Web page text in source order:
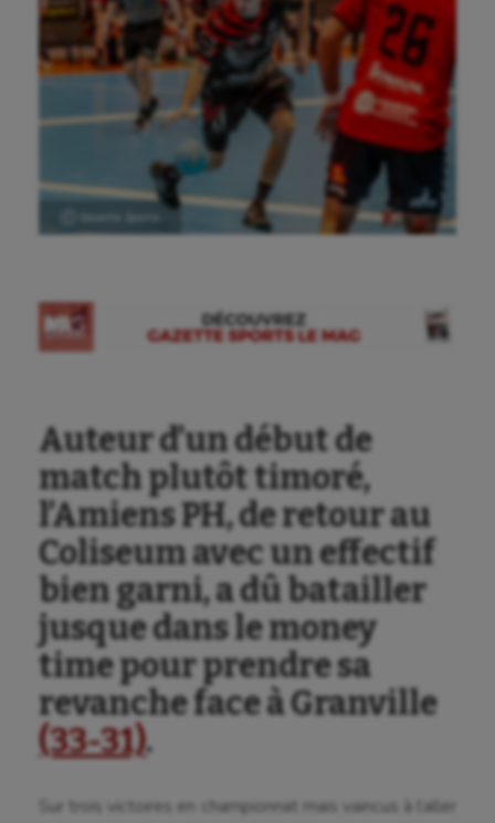
Auteur d’un début de
match plutôt timoré,
l’Amiens PH, de retour au
Coliseum avec un effectif
bien garni, a dû batailler
jusque dans le money
time pour prendre sa
revanche face à Granville
(33-31).
Sur trois victoires en championnat mais vaincus à l’aller